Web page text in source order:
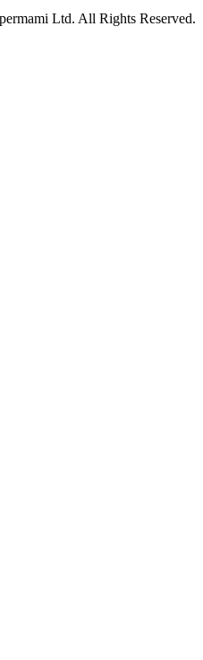
Ltd. All Rights Reserved.